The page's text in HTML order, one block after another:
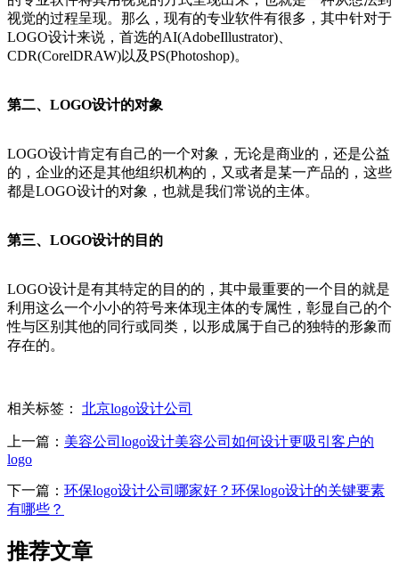
视觉的过程呈现。那么，现有的专业软件有很多，其中针对于
LOGO设计来说，首选的AI(AdobeIllustrator)、
CDR(CorelDRAW)以及PS(Photoshop)。
第二、LOGO设计的对象
LOGO设计肯定有自己的一个对象，无论是商业的，还是公益
的，企业的还是其他组织机构的，又或者是某一产品的，这些
都是LOGO设计的对象，也就是我们常说的主体。
第三、LOGO设计的目的
LOGO设计是有其特定的目的的，其中最重要的一个目的就是
利用这么一个小小的符号来体现主体的专属性，彰显自己的个
性与区别其他的同行或同类，以形成属于自己的独特的形象而
存在的。
相关标签： 北京logo设计公司
上一篇： 美容公司logo设计美容公司如何设计更吸引客户的
logo
下一篇： 环保logo设计公司哪家好？环保logo设计的关键要素
有哪些？
推荐文章